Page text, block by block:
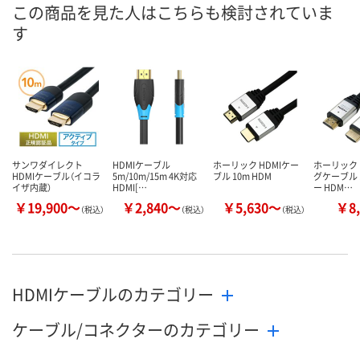
お届け日
数量
カゴへ カゴへ
数量
カ
この商品を見た人はこちらも検討されていま
す
サンワダイレクト
HDMIケーブル（イコラ
イザ内蔵）
￥19,900～（税込）
HDMIケーブル
5m/10m/15m 4K対応
HDMI[…
￥2,840～（税込）
ホーリック HDMIケー
ブル 10m HDM
￥5,630～（税込）
ホーリッ
グケーブ
ー HDM…
￥
HDMIケーブルのカテゴリー
ケーブル/コネクターのカテゴリー